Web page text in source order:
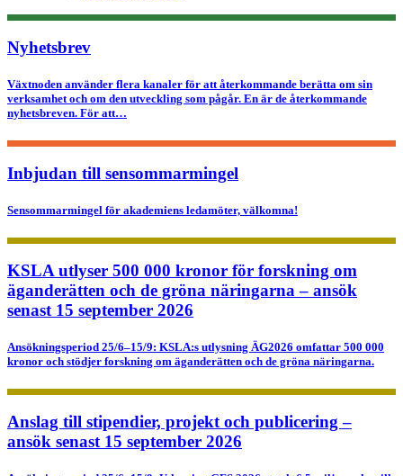
Nyhetsbrev
Växtnoden använder flera kanaler för att återkommande berätta om sin
verksamhet och om den utveckling som pågår. En är de återkommande
nyhetsbreven. För att…
Inbjudan till sensommarmingel
Sensommarmingel för akademiens ledamöter, välkomna!
KSLA utlyser 500 000 kronor för forskning om
äganderätten och de gröna näringarna – ansök
senast 15 september 2026
Ansökningsperiod 25/6–15/9: KSLA:s utlysning ÄG2026 omfattar 500 000
kronor och stödjer forskning om äganderätten och de gröna näringarna.
Anslag till stipendier, projekt och publicering –
ansök senast 15 september 2026